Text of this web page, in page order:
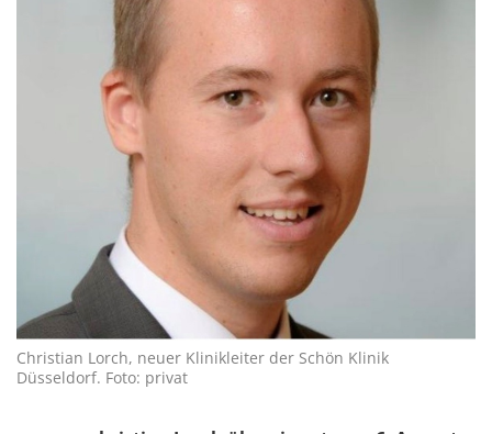
Christian Lorch, neuer Klinikleiter der Schön Klinik
Düsseldorf. Foto: privat